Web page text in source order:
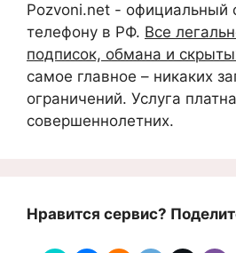
Pozvoni.net - официальный
телефону в РФ. Все
подписок, обмана и
самое главное – никаких
ограничений. Услуга
совершеннолетних.
Нравится сервис?